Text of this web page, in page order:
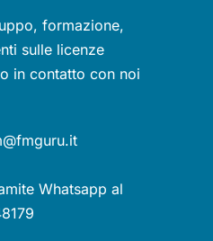
formazione,
sulle licenze
in contatto con noi
Whatsapp al